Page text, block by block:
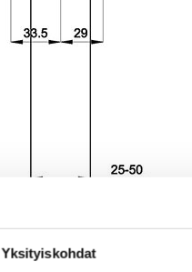
Yksityiskohdat